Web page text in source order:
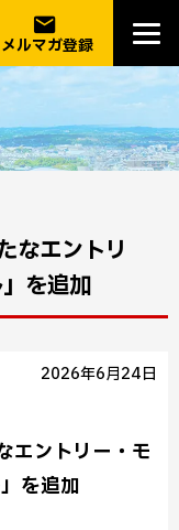
email
メルマガ登録
なエントリ
を追加
2026年6月24日
エントリー・モ
を追加